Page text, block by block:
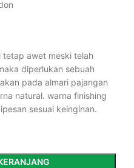
tetap awet meski telah
diperlukan sebuah
pada almari pajangan
natural. warna finishing
sesuai keinginan.